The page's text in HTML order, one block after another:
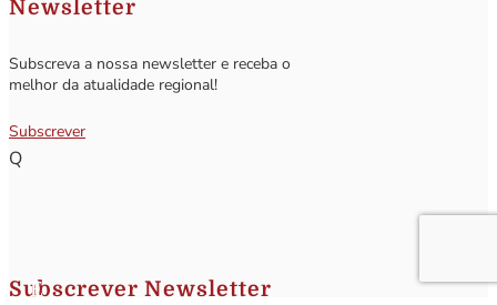
Newsletter
Subscreva a nossa newsletter e receba o
melhor da atualidade regional!
Subscrever
Q
Subscrever Newsletter